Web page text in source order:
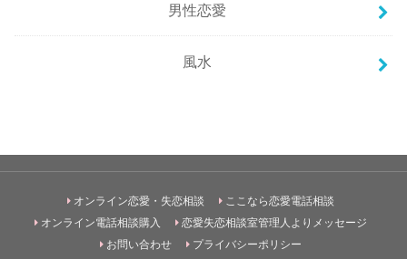
男性恋愛
風水
オンライン恋愛・失恋相談
ここなら恋愛電話相談
オンライン電話相談購入
恋愛失恋相談室管理人よりメッセージ
お問い合わせ
プライバシーポリシー